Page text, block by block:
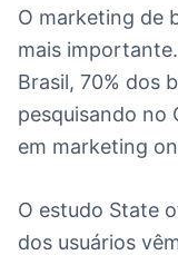
O marketing de
mais
Brasil, 70% dos
pesquisando no
em marketing
O estudo State
dos usuários